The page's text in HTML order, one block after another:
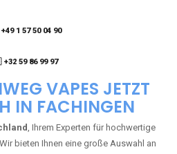
1 57 50 04 90
59 86 99 97
VAPES JETZT
IN FACHINGEN
, Ihrem Experten für hochwertige
bieten Ihnen eine große Auswahl an